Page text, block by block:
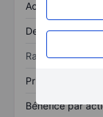
Actif total
Dette totale
Ratios
Prix / ventes
Bénéfice par